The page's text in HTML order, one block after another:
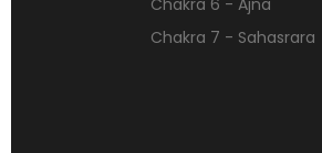
Chakra 7 - Sahasrara